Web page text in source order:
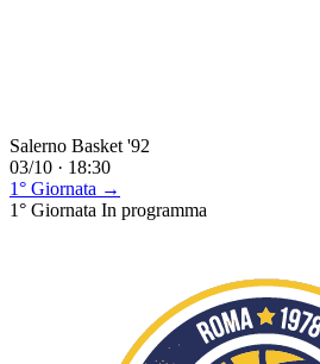
Salerno Basket '92
03/10 · 18:30
1° Giornata →
1° Giornata In programma